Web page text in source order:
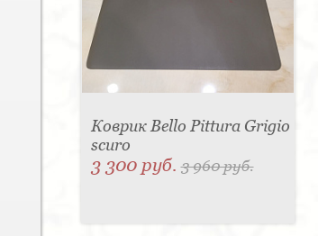
Коврик Bello Pittura Grigio
scuro
3 300 руб.3 960 руб.